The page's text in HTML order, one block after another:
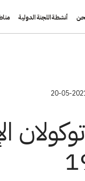
أنشطة اللجنة الدولية
20-05-